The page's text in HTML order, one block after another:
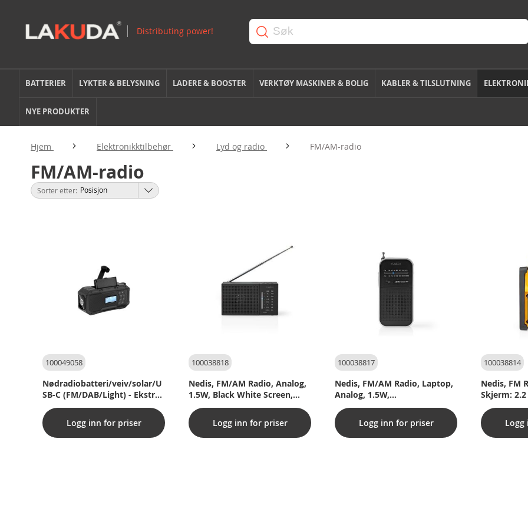
BATTERIER LYKTER & BELYSNING LADERE & BOOSTER VERKTØY MASKINER & BOLIG KABLER & TILSLUTNING
NYE PRODUKTER
Hjem Elektronikktilbehør Lyd og radio FM/AM-radio
FM/AM-radio
Sorter etter
100049058
Nødradiobatteri/veiv/solar/U
SB-C (FM/DAB/Light) - Ekstra
stort batteri på 5000 mAh
Logg inn for priser
100038818
Nedis, FM/AM Radio, Analog,
1.5W, Black White Screen,
Jackstick, Black
Logg inn for priser
100038817
Nedis, FM/AM Radio, Laptop,
Analog, 1.5W,
hodetelefonutgang, svart/alu
Logg inn for priser
100038814
Nedis, FM
Skjerm:
IPX5, Gul/